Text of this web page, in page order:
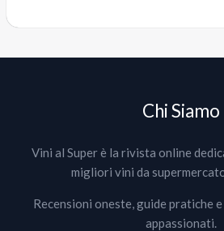
Chi Siamo
Vini al Super è la rivista online
migliori vini da
Recensioni oneste, guide pratiche
appassionati.